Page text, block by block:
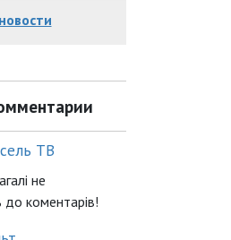
ТВ
не
до коментарів!